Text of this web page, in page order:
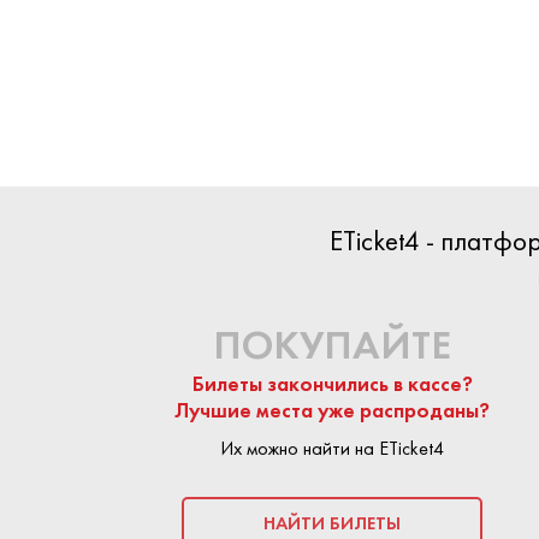
16
ПОКУПКА
На сайте
предложения
безопасной:
ETicket4 -
ПОКУПАЙТЕ
Билеты закончились в кассе?
Лучшие места уже распроданы?
Их можно найти на ETicket4
НАЙТИ БИЛЕТЫ